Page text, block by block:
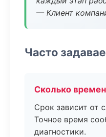
— Клиент
Часто
Сколько
Срок зависит от
Точное время
диагностики.